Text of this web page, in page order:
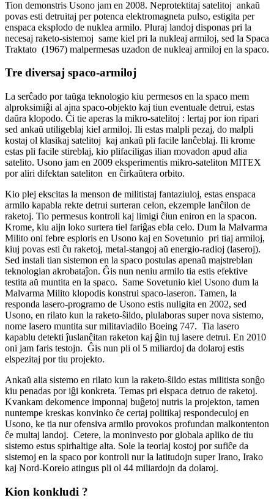
Tion demonstris Usono jam en 2008. Neprotektitaj satelitoj ankaŭ
povas esti detruitaj per potenca elektromagneta pulso, estigita per
enspaca eksplodo de nuklea armilo. Pluraj landoj disponas pri la
necesaj raketo-sistemoj same kiel pri la nukleaj armiloj, sed la Spaca
Traktato (1967) malpermesas uzadon de nukleaj armiloj en la spaco.
Tre diversaj spaco-armiloj
La serĉado por taŭga teknologio kiu permesos en la spaco mem
alproksimiĝi al ajna spaco-objekto kaj tiun eventuale detrui, estas
daŭra klopodo. Ĉi tie aperas la mikro-satelitoj : lertaj por ion ripari
sed ankaŭ utiligeblaj kiel armiloj. Ili estas malpli pezaj, do malpli
kostaj ol klasikaj satelitoj kaj ankaŭ pli facile lanĉeblaj. Ili krome
estas pli facile stireblaj, kio plifaciligas ilian movadon apud alia
satelito. Usono jam en 2009 eksperimentis mikro-sateliton MITEX
por aliri difektan sateliton en ĉirkaŭtera orbito.
Kio plej ekscitas la menson de militistaj fantaziuloj, estas enspaca
armilo kapabla rekte detrui surteran celon, ekzemple lanĉilon de
raketoj. Tio permesus kontroli kaj limigi ĉiun eniron en la spacon.
Krome, kiu aijn loko surtera tiel fariĝas ebla celo. Dum la Malvarma
Milito oni febre esploris en Usono kaj en Sovetunio pri tiaj armiloj,
kiuj povas esti ĉu raketoj, metal-stangoj aŭ energio-radioj (laseroj).
Sed instali tian sistemon en la spaco postulas apenaŭ majstreblan
teknologian akrobataĵon. Ĝis nun neniu armilo tia estis efektive
testita aŭ muntita en la spaco. Same Sovetunio kiel Usono dum la
Malvarma Milito klopodis konstrui spaco-laseron. Tamen, la
responda lasero-programo de Usono estis nuligita en 2002, sed
Usono, en rilato kun la raketo-ŝildo, plulaboras super nova sistemo,
nome lasero muntita sur militaviadilo Boeing 747. Tia lasero
kapablu detekti ĵuslanĉitan raketon kaj ĝin tuj lasere detrui. En 2010
oni jam faris testojn. Ĝis nun pli ol 5 miliardoj da dolaroj estis
elspezitaj por tiu projekto.
Ankaŭ alia sistemo en rilato kun la raketo-ŝildo estas militista sonĝo
kiu penadas por iĝi konkreta. Temas pri elspaca detruo de raketoj.
Kvankam dekomence imponnaj buĝetoj nutris la projekton, tamen
nuntempe kreskas konvinko ĉe certaj politikaj respondeculoj en
Usono, ke tia nur ofensiva armilo provokos profundan malkontenton
ĉe multaj landoj. Cetere, la moninvesto por globala apliko de tiu
sistemo estus spirhaltige alta. Sole la teoriaj kostoj por sufiĉe da
sistemoj en la spaco por kontroli nur la latitudojn super Irano, Irako
kaj Nord-Koreio atingus pli ol 44 miliardojn da dolaroj.
Kion konkludi ?